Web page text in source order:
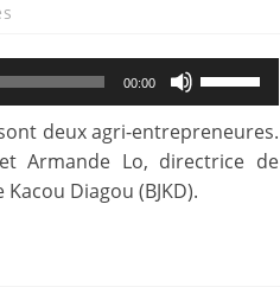
00:00
Up/Down
Arrow
keys
deux agri-entrepreneures.
Armande Lo, directrice de
Diagou (BJKD).